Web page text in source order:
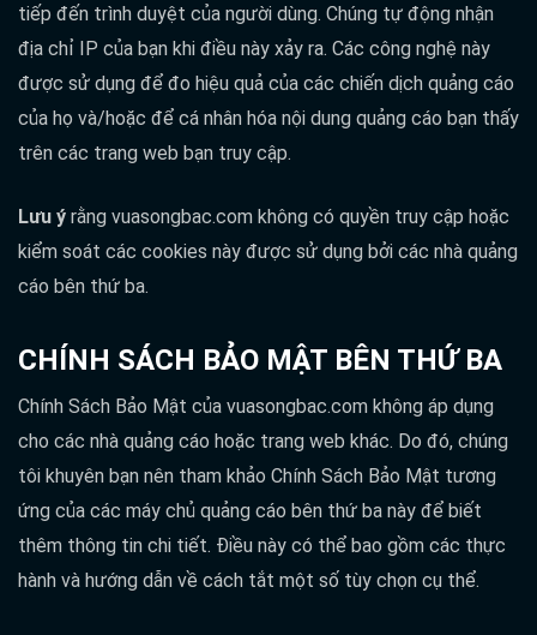
tiếp đến trình duyệt của người dùng. Chúng tự động nhận
địa chỉ IP của bạn khi điều này xảy ra. Các công nghệ này
được sử dụng để đo hiệu quả của các chiến dịch quảng cáo
của họ và/hoặc để cá nhân hóa nội dung quảng cáo bạn thấy
trên các trang web bạn truy cập.
Lưu ý rằng vuasongbac.com không có quyền truy cập hoặc
kiểm soát các cookies này được sử dụng bởi các nhà quảng
cáo bên thứ ba.
CHÍNH SÁCH BẢO MẬT BÊN THỨ BA
Chính Sách Bảo Mật của vuasongbac.com không áp dụng
cho các nhà quảng cáo hoặc trang web khác. Do đó, chúng
tôi khuyên bạn nên tham khảo Chính Sách Bảo Mật tương
ứng của các máy chủ quảng cáo bên thứ ba này để biết
thêm thông tin chi tiết. Điều này có thể bao gồm các thực
hành và hướng dẫn về cách tắt một số tùy chọn cụ thể.